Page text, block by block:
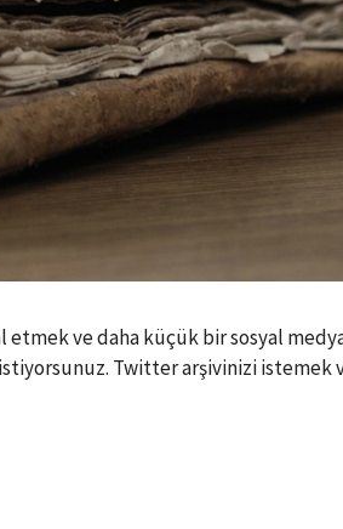
ve daha küçük bir sosyal
Twitter arşivinizi istemek